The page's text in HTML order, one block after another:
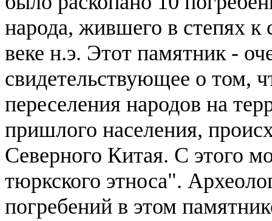
народа, жившего в степях к
веке н.э. Этот памятник -
свидетельствующее о том,
переселения народов на
пришлого населения,
Северного Китая. С этого
тюркского этноса".
погребений в этом